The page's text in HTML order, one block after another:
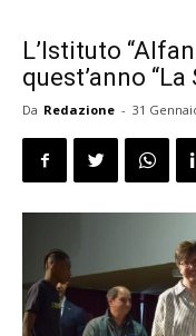
L’Istituto
quest’anno
Da Redazione - 31